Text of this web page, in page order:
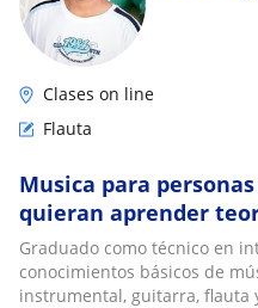
Clases on line
Flauta
Musica para
quieran aprender
flauta y canto
Graduado como técnico en
conocimientos básicos de
instrumental, guitarra, flauta